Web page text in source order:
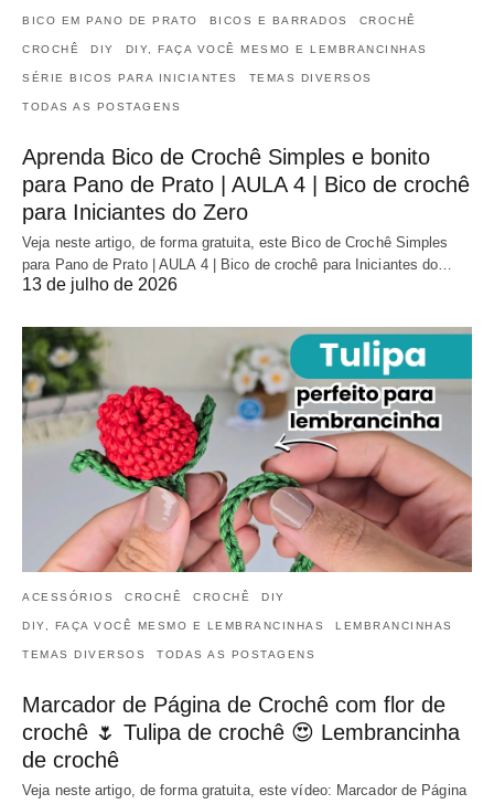
BICO EM PANO DE PRATO BICOS E BARRADOS CROCHÊ
CROCHÊ DIY DIY, FAÇA VOCÊ MESMO E LEMBRANCINHAS
SÉRIE BICOS PARA INICIANTES TEMAS DIVERSOS
TODAS AS POSTAGENS
Aprenda Bico de Crochê Simples e bonito
para Pano de Prato | AULA 4 | Bico de crochê
para Iniciantes do Zero
Veja neste artigo, de forma gratuita, este Bico de Crochê Simples
para Pano de Prato | AULA 4 | Bico de crochê para Iniciantes do…
13 de julho de 2026
ACESSÓRIOS CROCHÊ CROCHÊ DIY
DIY, FAÇA VOCÊ MESMO E LEMBRANCINHAS LEMBRANCINHAS
TEMAS DIVERSOS TODAS AS POSTAGENS
Marcador de Página de Crochê com flor de
crochê 🌷 Tulipa de crochê 😍 Lembrancinha
de crochê
Veja neste artigo, de forma gratuita, este vídeo: Marcador de Página